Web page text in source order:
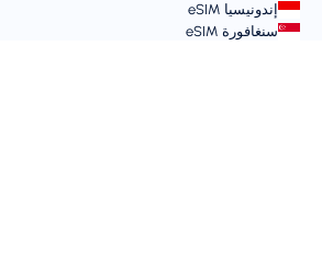
إندونيسيا eSIM
سنغافورة eSIM